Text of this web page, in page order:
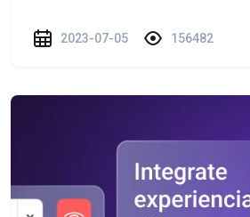
2023-07-05 156482